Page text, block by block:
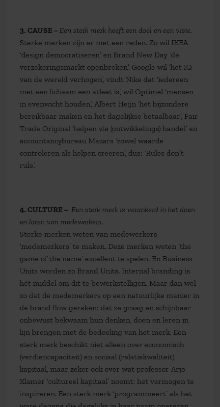
3. CAUSE –Een sterk merk heeft een doel en een visie.
Sterke merken zijn er met een reden. Zo wil IKEA
‘design democratiseren’ en Brand New Day ‘de
verzekeringsmarkt openbreken’. Google wil ‘het IQ
van de wereld verhogen’, vindt Nike dat ‘iedereen
met een lichaam een atleet is’, wil Optimel ‘mensen
in evenwicht houden’, Albert Heijn ‘het bijzondere
bereikbaar maken en het dagelijkse betaalbaar’, Fair
Trade Original ‘helpen via (ontwikkelings) handel’ en
accountancybureau Mazars ‘zowel waarde
controleren als helpen creëren’, dus: ‘Rules don’t
rule’.
4. CULTURE – Een sterk merk is verankerd in het doen
en laten van medewerkers.
Sterke merken weten van medewerkers
‘medemerkers’ te maken. Deze merken weten ‘the
game of the name’ excellent te spelen. En Business
Units worden zo Brand Units. Internal branding is
hét middel om dit te bewerkstelligen. Maar dan wel
zo dat de medemerkers op een natuurlijke manier in
de brand flow geraken: dat ze graag en schijnbaar
onbewust bekwaam hun denken, doen en leren in
lijn brengen met de bedoeling van het merk. Een
sterk merk beschikt niet alleen over economisch
(verdiencapaciteit) en sociaal (relatiekwaliteit)
kapitaal, maar zeker ook over wat professor Arjo
Klamer ‘cultureel kapitaal’ noemt: het vermogen te
inspireren. Een sterk merk ‘programmeert’ als het